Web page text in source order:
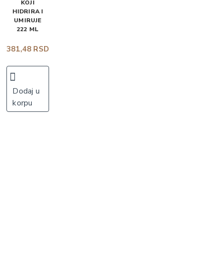
KOJI
HIDRIRA I
UMIRUJE
222 ML
381,48 RSD
Dodaj u
korpu